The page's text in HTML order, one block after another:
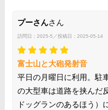
プーさんさん
訪問日：2025-5／投稿日：2025-05-14
富士山と大砲発射音
平日の月曜日に利用。駐
の大型車は道路を挟んだ
ドッグランのあるほう）